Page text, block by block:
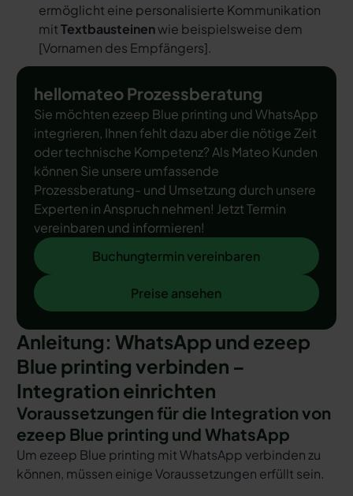
ermöglicht eine personalisierte Kommunikation
mitTextbausteinenwie beispielsweise dem
[Vornamen des Empfängers].
hellomateo Prozessberatung
Sie möchten ezeep Blue printing und WhatsApp
integrieren, Ihnen fehlt dazu aber die nötige Zeit
oder technische Kompetenz? Als Mateo Kunden
können Sie unsere umfassende
Prozessberatung- und Umsetzung durch unsere
Experten in Anspruch nehmen! Jetzt Termin
vereinbaren und informieren!
Buchungtermin vereinbaren
Buchungtermin vereinbaren
Preise ansehen
Preise ansehen
Anleitung: WhatsApp und ezeep
Blue printing verbinden –
Integration einrichten
Voraussetzungen für die Integration von
ezeep Blue printing und WhatsApp
Um ezeep Blue printing mit WhatsApp verbinden zu
können, müssen einige Voraussetzungen erfüllt sein.